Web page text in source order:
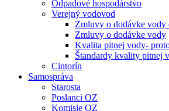
Odpadové hospodárstvo
Verejný vodovod
Zmluvy o dodávke vody
Zmluvy o dodávke vody
Kvalita pitnej vody-
Štandardy kvality pitnej
Cintorín
Samospráva
Starosta
Poslanci OZ
Komisie OZ